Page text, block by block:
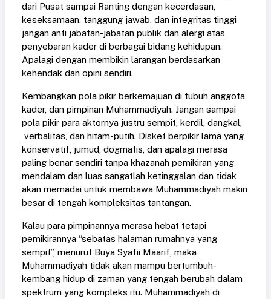
dari Pusat sampai Ranting dengan kecerdasan,
keseksamaan, tanggung jawab, dan integritas tinggi
jangan anti jabatan-jabatan publik dan alergi atas
penyebaran kader di berbagai bidang kehidupan.
Apalagi dengan membikin larangan berdasarkan
kehendak dan opini sendiri.
Kembangkan pola pikir berkemajuan di tubuh anggota,
kader, dan pimpinan Muhammadiyah. Jangan sampai
pola pikir para aktornya justru sempit, kerdil, dangkal,
verbalitas, dan hitam-putih. Disket berpikir lama yang
konservatif, jumud, dogmatis, dan apalagi merasa
paling benar sendiri tanpa khazanah pemikiran yang
mendalam dan luas sangatlah ketinggalan dan tidak
akan memadai untuk membawa Muhammadiyah makin
besar di tengah kompleksitas tantangan.
Kalau para pimpinannya merasa hebat tetapi
pemikirannya “sebatas halaman rumahnya yang
sempit”, menurut Buya Syafii Maarif, maka
Muhammadiyah tidak akan mampu bertumbuh-
kembang hidup di zaman yang tengah berubah dalam
spektrum yang kompleks itu. Muhammadiyah di